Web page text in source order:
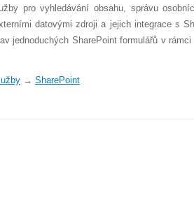
pro vyhledávání obsahu, správu
datovými zdroji a jejich integrace s
jednoduchých SharePoint formulářů v rámci
→ SharePoint